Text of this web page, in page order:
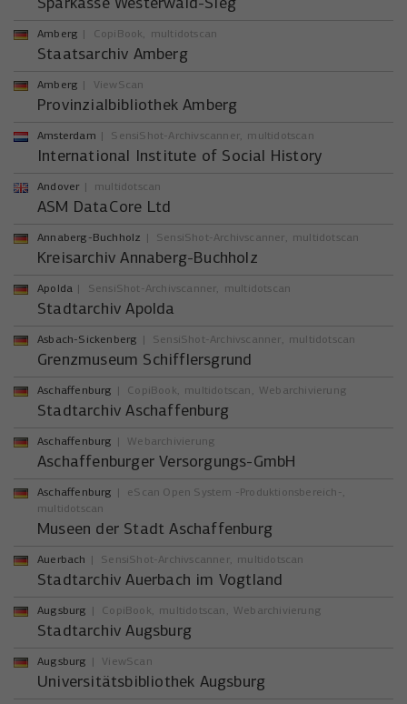
Amberg CopiBook multidotscan
Staatsarchiv Amberg
Amberg ViewScan
Provinzialbibliothek Amberg
Amsterdam SensiShot-Archivscanner multidotscan
International Institute of Social History
Andover multidotscan
ASM DataCore Ltd
Annaberg-Buchholz SensiShot-Archivscanner multidotscan
Kreisarchiv Annaberg-Buchholz
Apolda SensiShot-Archivscanner multidotscan
Stadtarchiv Apolda
Asbach-Sickenberg SensiShot-Archivscanner multidotscan
Grenzmuseum Schifflersgrund
Aschaffenburg CopiBook multidotscan Webarchivierung
Stadtarchiv Aschaffenburg
Aschaffenburg Webarchivierung
Aschaffenburger Versorgungs-GmbH
Aschaffenburg
eScan Open System -Produktionsbereich-
multidotscan
Museen der Stadt Aschaffenburg
Auerbach SensiShot-Archivscanner multidotscan
Stadtarchiv Auerbach im Vogtland
Augsburg CopiBook multidotscan Webarchivierung
Stadtarchiv Augsburg
Augsburg ViewScan
Universitätsbibliothek Augsburg
Name
Anbieter Microsoft Corporation
Laufzeit
Zweck
Wird von Microsoft Bing Ads verwendet
um Nutzer über Webseiten hinweg zu
Anbieter YouTube
Laufzeit 6 Monate
Zweck
Wird verwendet, um YouTube-Inhalte zu
entsperren.